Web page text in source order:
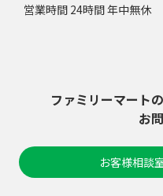
営業時間 24時間 年中無休
ファミリーマート
お
お客様相談